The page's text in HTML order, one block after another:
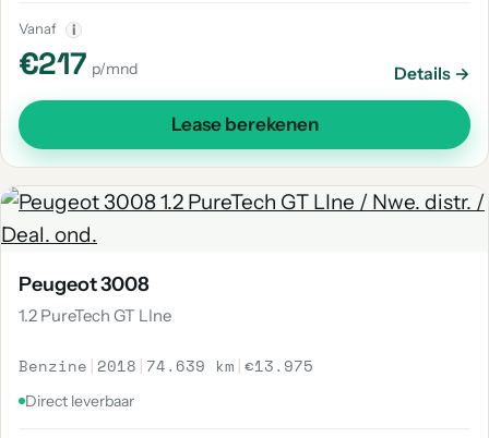
Vanaf i
€217 p/mnd Details →
Lease berekenen
Peugeot 3008
1.2 PureTech GT LIne
Benzine | 2018 | 74.639 km |€13.975
Direct leverbaar